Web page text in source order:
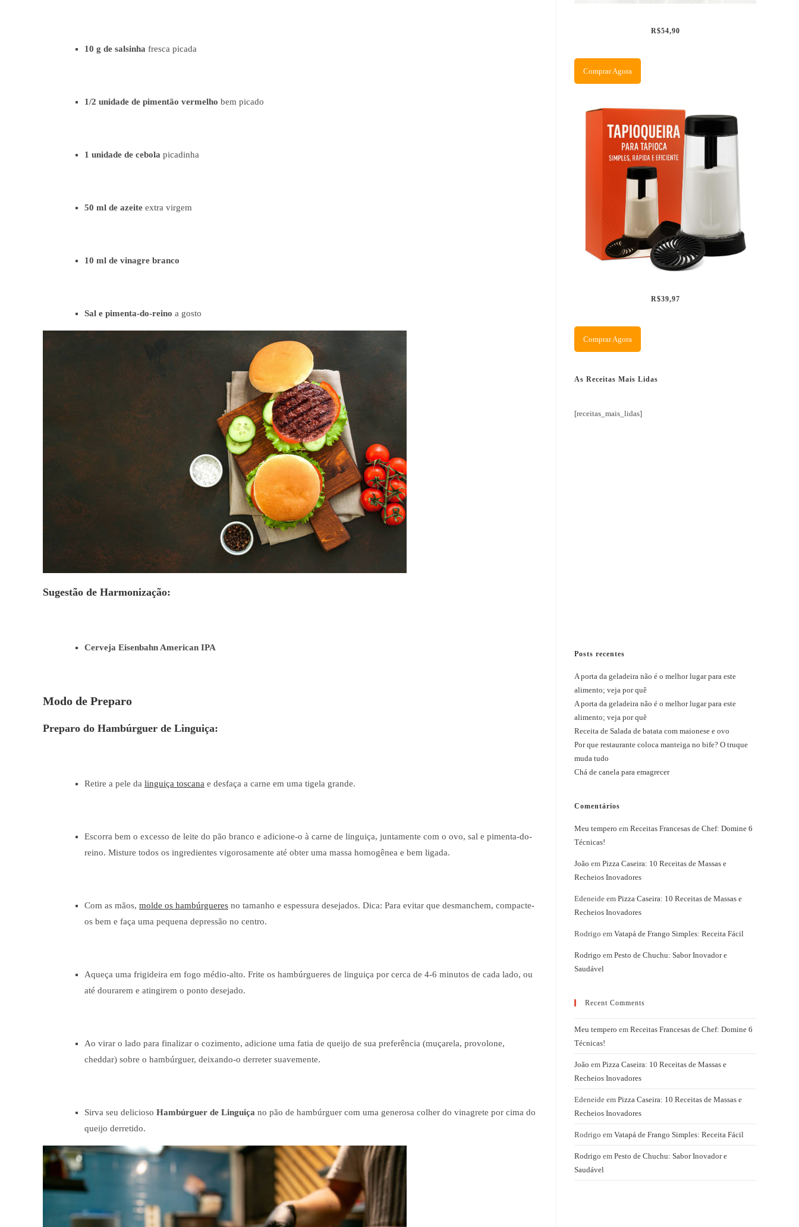
10 g de salsinha fresca picada
1/2 unidade de pimentão vermelho bem picado
1 unidade de cebola picadinha
50 ml de azeite extra virgem
10 ml de vinagre branco
Sal e pimenta-do-reino a gosto
Sugestão de Harmonização:
Cerveja Eisenbahn American IPA
Modo de Preparo
Preparo do Hambúrguer de Linguiça:
Retire a pele da linguiça toscana e desfaça a carne em uma tigela grande.
Escorra bem o excesso de leite do pão branco e adicione-o à carne de linguiça, juntamente com o ovo, sal e pimenta-do-
reino. Misture todos os ingredientes vigorosamente até obter uma massa homogênea e bem ligada.
Com as mãos, molde os hambúrgueres no tamanho e espessura desejados. Dica: Para evitar que desmanchem, compacte-
os bem e faça uma pequena depressão no centro.
Aqueça uma frigideira em fogo médio-alto. Frite os hambúrgueres de linguiça por cerca de 4-6 minutos de cada lado, ou
até dourarem e atingirem o ponto desejado.
Ao virar o lado para finalizar o cozimento, adicione uma fatia de queijo de sua preferência (muçarela, provolone,
cheddar) sobre o hambúrguer, deixando-o derreter suavemente.
Sirva seu delicioso Hambúrguer de Linguiça no pão de hambúrguer com uma generosa colher do vinagrete por cima do
queijo derretido.
R$54,90
Comprar Agora
R$39,97
Comprar Agora
As Receitas Mais Lidas
[receitas_mais_lidas]
Posts recentes
A porta da geladeira não é o melhor lugar para este
alimento; veja por quê
A porta da geladeira não é o melhor lugar para este
alimento; veja por quê
Receita de Salada de batata com maionese e ovo
Por que restaurante coloca manteiga no bife? O truque
muda tudo
Chá de canela para emagrecer
Comentários
Meu tempero em Receitas Francesas de Chef: Domine 6
Técnicas!
João em Pizza Caseira: 10 Receitas de Massas e
Recheios Inovadores
Edeneide em Pizza Caseira: 10 Receitas de Massas e
Recheios Inovadores
Rodrigo em Vatapá de Frango Simples: Receita Fácil
Rodrigo em Pesto de Chuchu: Sabor Inovador e
Saudável
Recent Comments
Meu tempero em Receitas Francesas de Chef: Domine 6
Técnicas!
João em Pizza Caseira: 10 Receitas de Massas e
Recheios Inovadores
Edeneide em Pizza Caseira: 10 Receitas de Massas e
Recheios Inovadores
Rodrigo em Vatapá de Frango Simples: Receita Fácil
Rodrigo em Pesto de Chuchu: Sabor Inovador e
Saudável